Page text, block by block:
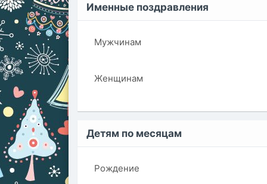
Именные поздравления
Мужчинам
Женщинам
Детям по месяцам
Рождение